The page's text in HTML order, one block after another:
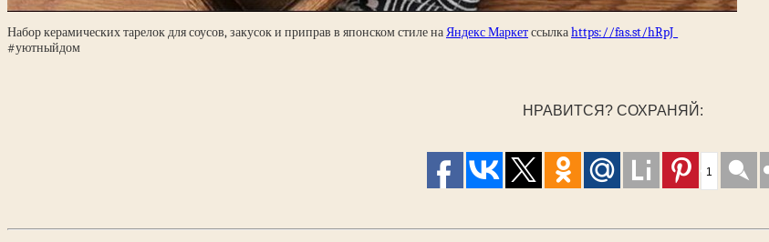
Набор керамических тарелок для соусов, закусок и приправ в японском стиле наЯндекс Маркетссылкаhttps://fas.st/hRpJ_
#уютныйдом
НРАВИТСЯ? СОХРАНЯЙ:
1